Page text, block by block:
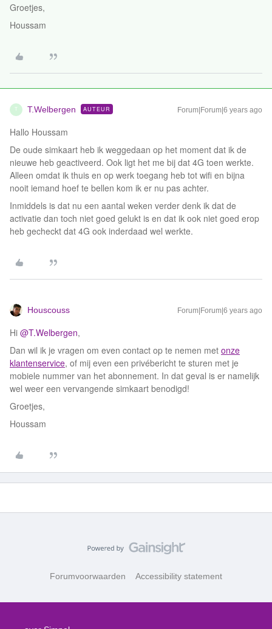
Groetjes,
Houssam
T T.Welbergen AUTEUR Forum|Forum|6 years ago
Hallo Houssam
De oude simkaart heb ik weggedaan op het moment dat ik de
nieuwe heb geactiveerd. Ook ligt het me bij dat 4G toen werkte.
Alleen omdat ik thuis en op werk toegang heb tot wifi en bijna
nooit iemand hoef te bellen kom ik er nu pas achter.
Inmiddels is dat nu een aantal weken verder denk ik dat de
activatie dan toch niet goed gelukt is en dat ik ook niet goed erop
heb gecheckt dat 4G ook inderdaad wel werkte.
Houscouss Forum|Forum|6 years ago
Hi @T.Welbergen,
Dan wil ik je vragen om even contact op te nemen met onze
klantenservice, of mij even een privébericht te sturen met je
mobiele nummer van het abonnement. In dat geval is er namelijk
wel weer een vervangende simkaart benodigd!
Groetjes,
Houssam
Forumvoorwaarden Accessibility statement